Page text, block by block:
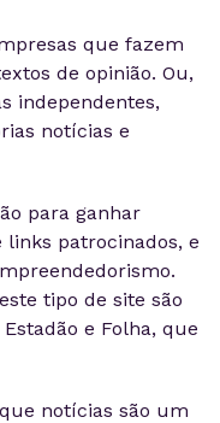
que fazem
de opinião. Ou,
independentes,
notícias e
para ganhar
patrocinados, e
tipo de site são
e Folha, que
notícias são um